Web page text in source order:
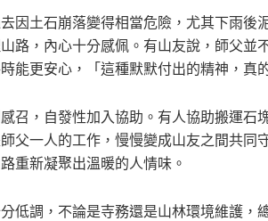
因土石崩落變得相當危險，尤其下雨後
路，內心十分感佩。有山友說，師父並
能更安心，「這種默默付出的精神，真
召，自發性加入協助。有人協助搬運石
父一人的工作，慢慢變成山友之間共同
重新凝聚出溫暖的人情味。
低調，不論是寺務還是山林環境維護，